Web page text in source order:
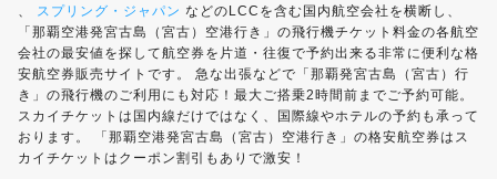
、 スプリング・ジャパン などのLCCを含む国内航空会社を横断し、
「那覇空港発宮古島（宮古）空港行き」の飛行機チケット料金の各航空
会社の最安値を探して航空券を片道・往復で予約出来る非常に便利な格
安航空券販売サイトです。 急な出張などで「那覇発宮古島（宮古）行
き」の飛行機のご利用にも対応！最大ご搭乗2時間前までご予約可能。
スカイチケットは国内線だけではなく、国際線やホテルの予約も承って
おります。 「那覇空港発宮古島（宮古）空港行き」の格安航空券はス
カイチケットはクーポン割引もありで激安！